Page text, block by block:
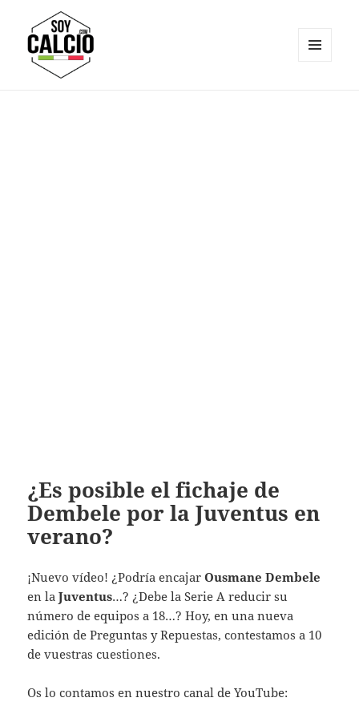
¿Es posible el fichaje de
Dembele por la Juventus en
verano?
¡Nuevo vídeo! ¿Podría encajarOusmane Dembele
en laJuventus…? ¿Debe la Serie A reducir su
número de equipos a 18…? Hoy, en una nueva
edición de Preguntas y Repuestas, contestamos a 10
de vuestras cuestiones.
Os lo contamos en nuestro canal de YouTube: